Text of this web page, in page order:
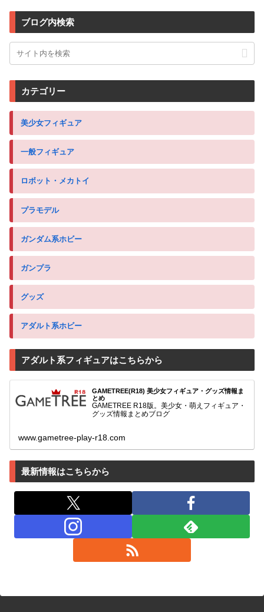
ブログ内検索
カテゴリー
美少女フィギュア
一般フィギュア
ロボット・メカトイ
プラモデル
ガンダム系ホビー
ガンプラ
グッズ
アダルト系ホビー
アダルト系フィギュアはこちらから
GAMETREE(R18) 美少女フィギュア・グッズ情報ま
とめ
GAMETREE R18版。美少女・萌えフィギュア・
グッズ情報まとめブログ
www.gametree-play-r18.com
最新情報はこちらから